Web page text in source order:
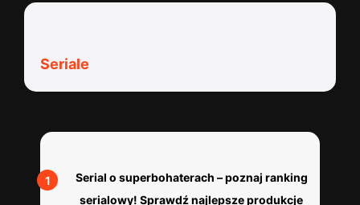
Seriale
Serial o superbohaterach – poznaj ranking
serialowy! Sprawdź najlepsze produkcje